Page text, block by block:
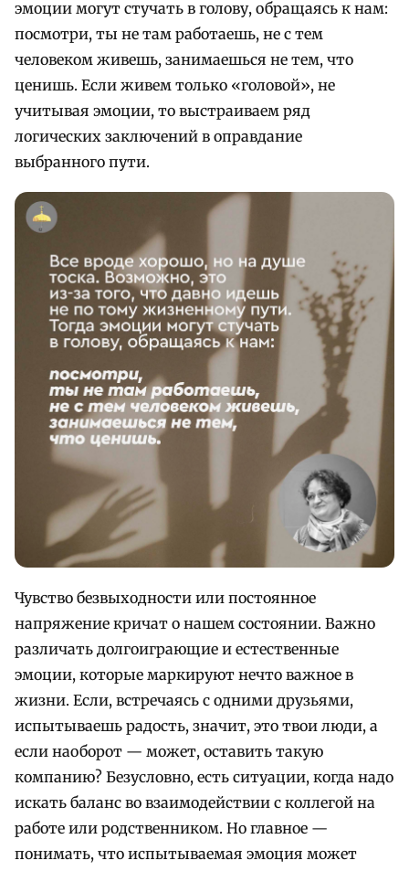
эмоции могут стучать в голову, обращаясь к нам:
посмотри, ты не там работаешь, не с тем
человеком живешь, занимаешься не тем, что
ценишь. Если живем только «головой», не
учитывая эмоции, то выстраиваем ряд
логических заключений в оправдание
выбранного пути.
Чувство безвыходности или постоянное
напряжение кричат о нашем состоянии. Важно
различать долгоиграющие и естественные
эмоции, которые маркируют нечто важное в
жизни. Если, встречаясь с одними друзьями,
испытываешь радость, значит, это твои люди, а
если наоборот — может, оставить такую
компанию? Безусловно, есть ситуации, когда надо
искать баланс во взаимодействии с коллегой на
работе или родственником. Но главное —
понимать, что испытываемая эмоция может